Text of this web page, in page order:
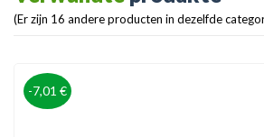
(Er zijn 16 andere producten in dezelfde
-7,01 €